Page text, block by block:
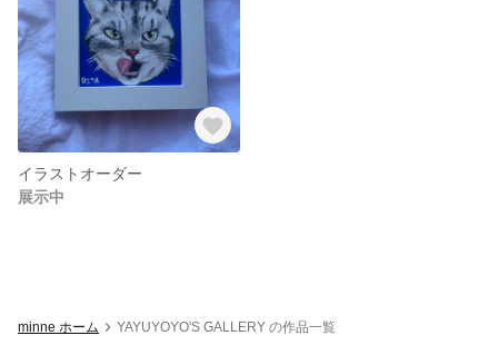
イラストオーダー
展示中
minne ホーム YAYUYOYO'S GALLERY の作品一覧